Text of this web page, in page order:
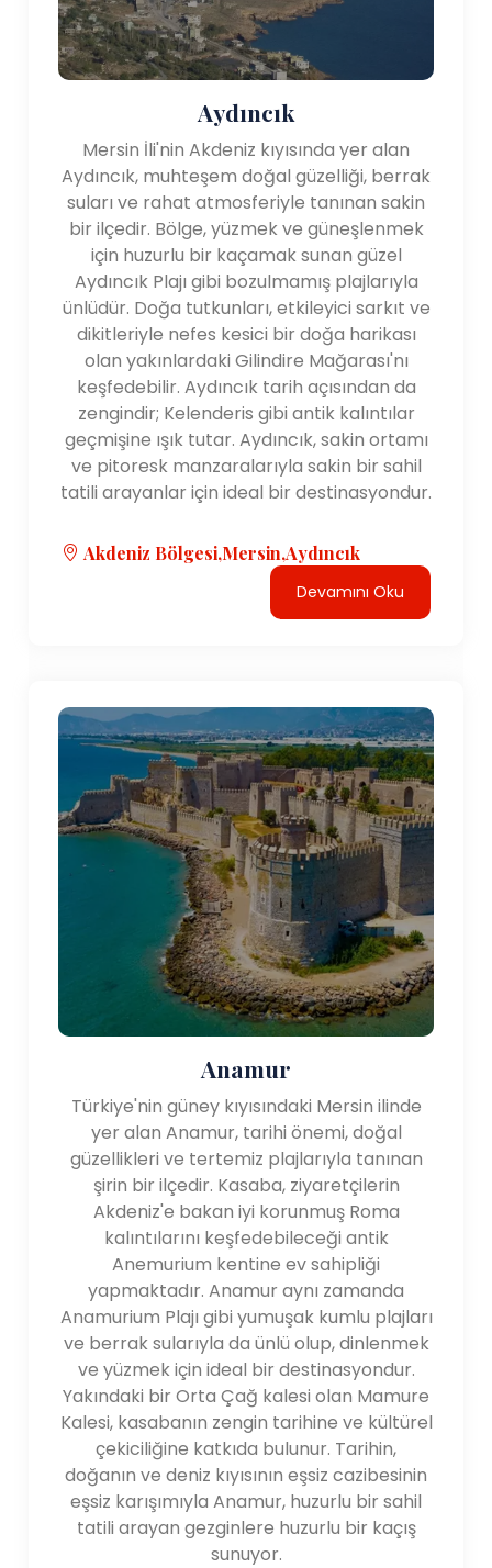
Aydıncık
Mersin İli'nin Akdeniz kıyısında yer alan
Aydıncık, muhteşem doğal güzelliği, berrak
suları ve rahat atmosferiyle tanınan sakin
bir ilçedir. Bölge, yüzmek ve güneşlenmek
için huzurlu bir kaçamak sunan güzel
Aydıncık Plajı gibi bozulmamış plajlarıyla
ünlüdür. Doğa tutkunları, etkileyici sarkıt ve
dikitleriyle nefes kesici bir doğa harikası
olan yakınlardaki Gilindire Mağarası'nı
keşfedebilir. Aydıncık tarih açısından da
zengindir; Kelenderis gibi antik kalıntılar
geçmişine ışık tutar. Aydıncık, sakin ortamı
ve pitoresk manzaralarıyla sakin bir sahil
tatili arayanlar için ideal bir destinasyondur.
Akdeniz Bölgesi,Mersin,Aydıncık
Devamını Oku
Anamur
Türkiye'nin güney kıyısındaki Mersin ilinde
yer alan Anamur, tarihi önemi, doğal
güzellikleri ve tertemiz plajlarıyla tanınan
şirin bir ilçedir. Kasaba, ziyaretçilerin
Akdeniz'e bakan iyi korunmuş Roma
kalıntılarını keşfedebileceği antik
Anemurium kentine ev sahipliği
yapmaktadır. Anamur aynı zamanda
Anamurium Plajı gibi yumuşak kumlu plajları
ve berrak sularıyla da ünlü olup, dinlenmek
ve yüzmek için ideal bir destinasyondur.
Yakındaki bir Orta Çağ kalesi olan Mamure
Kalesi, kasabanın zengin tarihine ve kültürel
çekiciliğine katkıda bulunur. Tarihin,
doğanın ve deniz kıyısının eşsiz cazibesinin
eşsiz karışımıyla Anamur, huzurlu bir sahil
tatili arayan gezginlere huzurlu bir kaçış
sunuyor.